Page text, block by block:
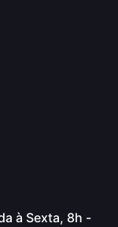
à Sexta, 8h -